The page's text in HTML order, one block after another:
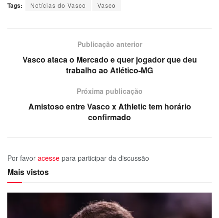
Tags: Notícias do Vasco Vasco
Publicação anterior
Vasco ataca o Mercado e quer jogador que deu
trabalho ao Atlético-MG
Próxima publicação
Amistoso entre Vasco x Athletic tem horário
confirmado
Por favor acesse para participar da discussão
Mais vistos